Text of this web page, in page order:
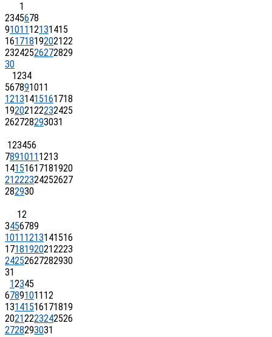
1
2345678
91011 12131415
16171819202122
23242526272829
30
1234
567891011
12131415161718
19202122232425
262728293031
123456
7891011 1213
14151617181920
21222324252627
282930
12
3456789
1011 1213141516
17181920212223
24252627282930
31
12345
67891011 12
13141516171819
20212223242526
2728293031